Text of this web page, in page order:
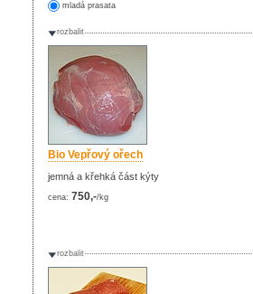
mladá prasata
rozbalit
Bio Vepřový ořech
jemná a křehká část kýty
cena: 750,-/kg
rozbalit